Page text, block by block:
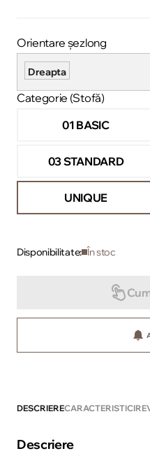
Orientare șezlong
Dreapta
Categorie (Stofă)
01 BASIC
03 STANDARD
UNIQUE
Disponibilitate: În stoc
DESCRIERECARACTERISTICI
Descriere